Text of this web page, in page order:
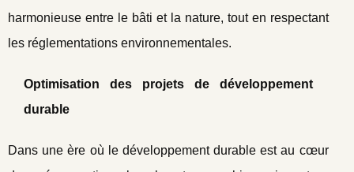
harmonieuse entre le bâti et la nature, tout en respectant
les réglementations environnementales.
Optimisation des projets de développement
durable
Dans une ère où le développement durable est au cœur